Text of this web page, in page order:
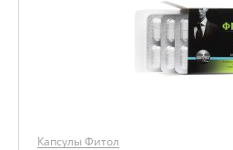
Капсулы Фитол